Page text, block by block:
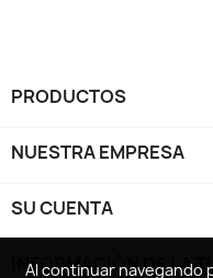
Al continuar navegando
PRODUCTOS
NUESTRA EMPRESA
SU CUENTA
INFORMACIÓN DE LA
Al continuar navegando